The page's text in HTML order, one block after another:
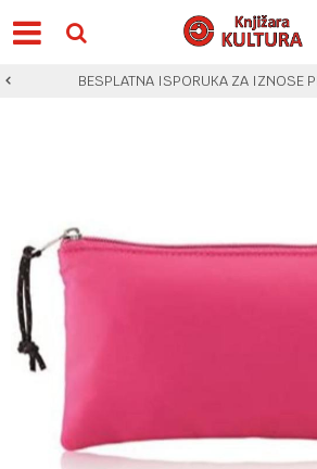
BESPLATNA ISPORUKA ZA IZNOSE